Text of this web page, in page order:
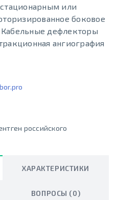
или
боковое
дефлекторы
ангиография
российского
ХАРАКТЕРИСТИКИ
ВОПРОСЫ (0)